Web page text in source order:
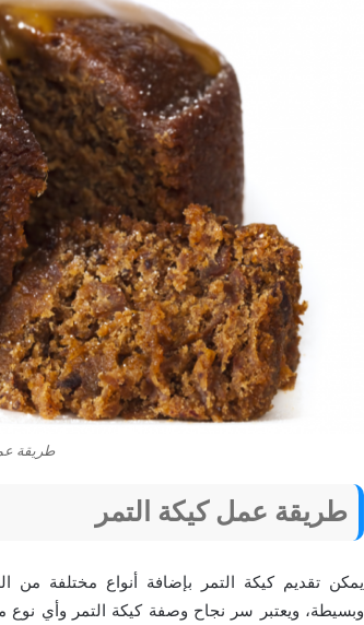
طريقة
طريقة عمل كيكة التمر
يمكن تقديم كيكة التمر بإضافة أنواع مختلفة من
وبسيطة، ويعتبر سر نجاح وصفة كيكة التمر وأي نوع